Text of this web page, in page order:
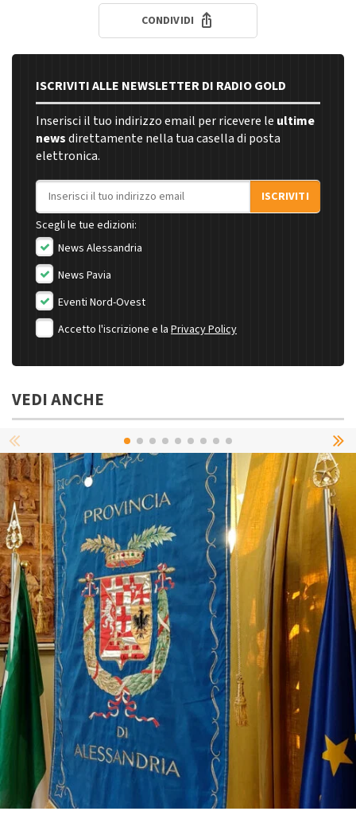
CONDIVIDI
ISCRIVITI ALLE NEWSLETTER DI RADIO GOLD
Inserisci il tuo indirizzo email per ricevere le ultime
newsdirettamente nella tua casella di posta
elettronica.
Indirizzo email
ISCRIVITI
Scegli le tue edizioni:
News Alessandria
News Pavia
Eventi Nord-Ovest
Accetto l'iscrizione e la Privacy Policy
VEDI ANCHE